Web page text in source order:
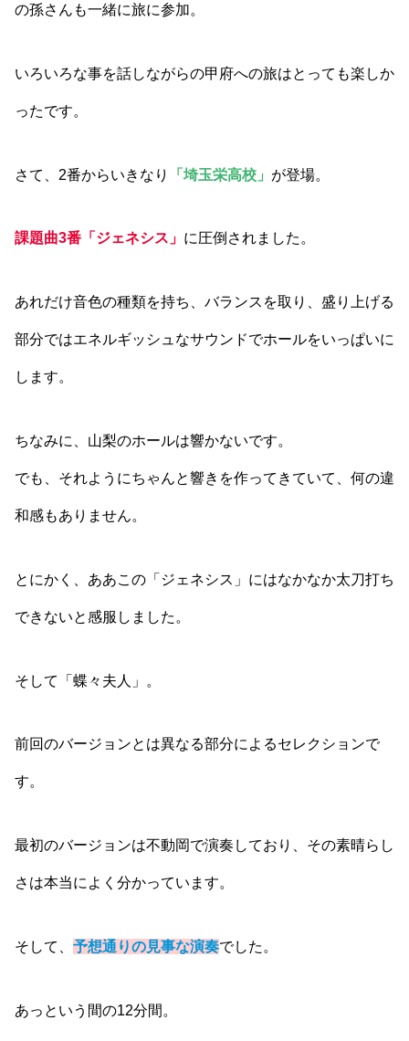
の孫さんも一緒に旅に参加。
いろいろな事を話しながらの甲府への旅はとっても楽しか
ったです。
さて、2番からいきなり 「埼玉栄高校」 が登場。
課題曲3番「ジェネシス」 に圧倒されました。
あれだけ音色の種類を持ち、バランスを取り、盛り上げる
部分ではエネルギッシュなサウンドでホールをいっぱいに
します。
ちなみに、山梨のホールは響かないです。
でも、それようにちゃんと響きを作ってきていて、何の違
和感もありません。
とにかく、ああこの「ジェネシス」にはなかなか太刀打ち
できないと感服しました。
そして「蝶々夫人」。
前回のバージョンとは異なる部分によるセレクションで
す。
最初のバージョンは不動岡で演奏しており、その素晴らし
さは本当によく分かっています。
そして、 予想通りの見事な演奏でした。
あっという間の12分間。